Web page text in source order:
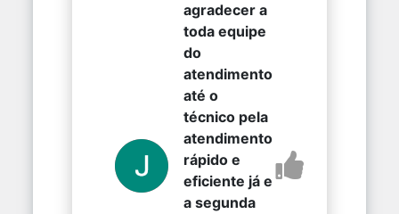
agradecer a
toda equipe
do
atendimento
até o
técnico pela
atendimento
rápido e
eficiente já e
a segunda